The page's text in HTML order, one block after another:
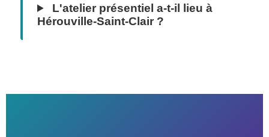
L'atelier présentiel a-t-il lieu à
Hérouville-Saint-Clair ?